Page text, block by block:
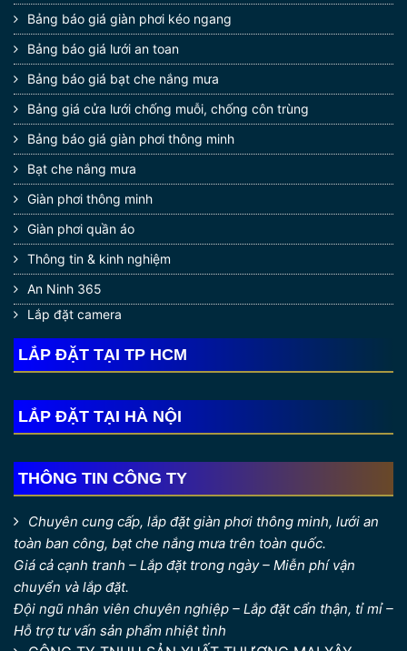
Bảng báo giá giàn phơi kéo ngang
Bảng báo giá lưới an toan
Bảng báo giá bạt che nắng mưa
Bảng giá cửa lưới chống muỗi, chống côn trùng
Bảng báo giá giàn phơi thông minh
Bạt che nắng mưa
Giàn phơi thông minh
Giàn phơi quần áo
Thông tin & kinh nghiệm
An Ninh 365
Lắp đặt camera
LẮP ĐẶT TẠI TP HCM
LẮP ĐẶT TẠI HÀ NỘI
THÔNG TIN CÔNG TY
Chuyên cung cấp, lắp đặt giàn phơi thông minh, lưới an
toàn ban công, bạt che nắng mưa trên toàn quốc.
Giá cả cạnh tranh – Lắp đặt trong ngày – Miễn phí vận
chuyển và lắp đặt.
Đội ngũ nhân viên chuyên nghiệp – Lắp đặt cẩn thận, tỉ mỉ –
Hỗ trợ tư vấn sản phẩm nhiệt tình